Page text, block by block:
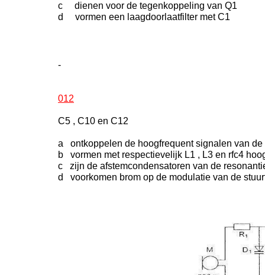
c dienen voor de tegenkoppeling van Q1
d vormen een laagdoorlaatfilter met C1
-
012
C5 , C10 en C12
a ontkoppelen de hoogfrequent signalen van
b vormen met respectievelijk L1 , L3 en rfc4
c zijn de afstemcondensatoren van de
d voorkomen brom op de modulatie van de